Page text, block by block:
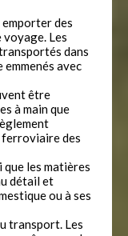
des
Les
dans
avec
être
à main que
des
que les matières
détail et
ou à ses
transport. Les